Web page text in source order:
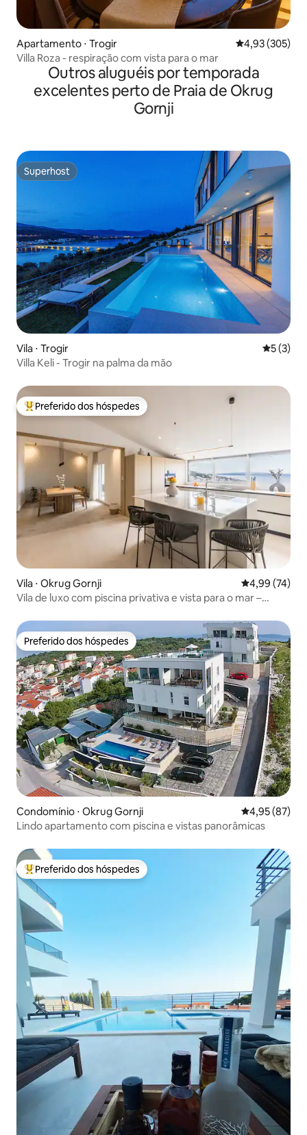
Apartamento ⋅ Trogir 4,93 de uma
4,93 (305)
Villa Roza - respiração com vista para o mar
Outros aluguéis por temporada
excelentes perto de Praia de Okrug
Gornji
Superhost
Superhost
Vila ⋅ Trogir 5 de
5 (3)
Villa Keli - Trogir na palma da mão
Entre os melhores preferidos dos hóspedes
Preferido dos hóspedes
Vila ⋅ Okrug Gornji 4,99 de uma
4,99 (74)
Vila de luxo com piscina privativa e vista para o mar –
Preferido dos hóspedes
Preferido dos hóspedes
Condomínio ⋅ Okrug Gornji 4,95 de uma
4,95 (87)
Lindo apartamento com piscina e vistas panorâmicas
Entre os melhores preferidos dos hóspedes
Preferido dos hóspedes